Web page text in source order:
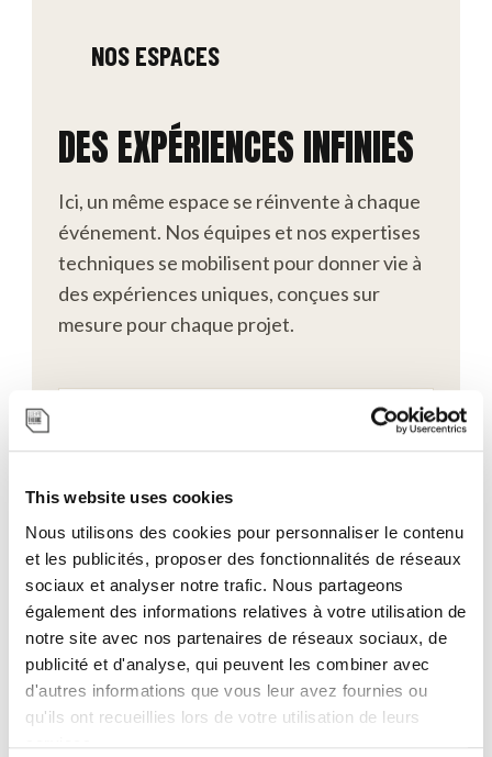
This website uses cookies
Nous utilisons des cookies pour personnaliser le contenu
et les publicités, proposer des fonctionnalités de réseaux
sociaux et analyser notre trafic. Nous partageons
également des informations relatives à votre utilisation de
notre site avec nos partenaires de réseaux sociaux, de
publicité et d'analyse, qui peuvent les combiner avec
d'autres informations que vous leur avez fournies ou
qu'ils ont recueillies lors de votre utilisation de leurs
NOS ESPACES
DES EXPÉRIENCES INFINIES
Ici, un même espace se réinvente à chaque
événement. Nos équipes et nos expertises
techniques se mobilisent pour donner vie à
des expériences uniques, conçues sur
mesure pour chaque projet.
UN LIEU EN PERPÉTUELLE
TRANSFORMATION
Polyvalent et modulable, notre site
s'adapte à chaque ambition. Salons,
congrès, événements corporate ou
expériences immersives : chaque
configuration ouvre de nouvelles
possibilités.